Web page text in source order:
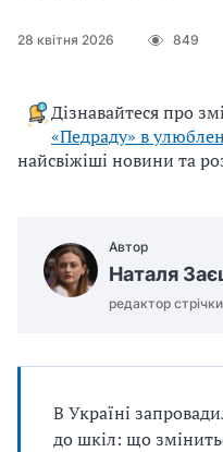
28 квітня 2026 849
Дізнавайтеся про
«Педраду» в
найсвіжіші новини та
Автор
Наталя
редактор
В Україні
до шкіл: що